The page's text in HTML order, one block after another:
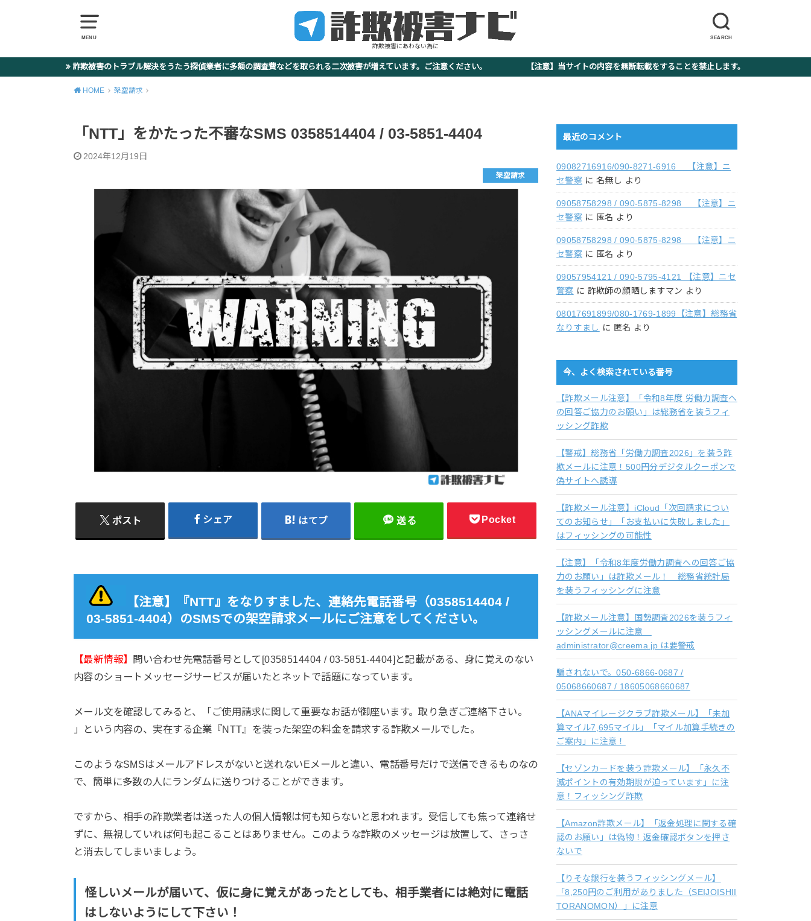
MENU SEARCH
詐欺被害にあわない為に
詐欺被害のトラブル解決をうたう探偵業者に多額の調査費などを取られる二次被害が増えています。ご注意ください。 【注意】当サイトの内容を無断転載をすることを禁止します。
HOME 架空請求
「NTT」をかたった不審なSMS 0358514404 / 03-5851-4404
2024年12月19日
架空請求
ポスト シェア はてブ 送る Pocket
【注意】『NTT』をなりすました、連絡先電話番号（0358514404 /
03-5851-4404）のSMSでの架空請求メールにご注意をしてください。
【最新情報】 問い合わせ先電話番号として[0358514404 / 03-5851-4404]と記載がある、身に覚えのない
内容のショートメッセージサービスが届いたとネットで話題になっています。
メール文を確認してみると、「ご使用請求に関して重要なお話が御座います。取り急ぎご連絡下さい。
」という内容の、実在する企業『NTT』を装った架空の料金を請求する詐欺メールでした。
このようなSMSはメールアドレスがないと送れないEメールと違い、電話番号だけで送信できるものなの
で、簡単に多数の人にランダムに送りつけることができます。
ですから、相手の詐欺業者は送った人の個人情報は何も知らないと思われます。受信しても焦って連絡せ
ずに、無視していれば何も起こることはありません。このような詐欺のメッセージは放置して、さっさ
と消去してしまいましょう。
怪しいメールが届いて、仮に身に覚えがあったとしても、相手業者には絶対に電話
はしないようにして下さい！
最近のコメント
09082716916/090-8271-6916 【注意】ニ
セ警察 に名無し より
09058758298 / 090-5875-8298 【注意】ニ
セ警察 に 匿名 より
09058758298 / 090-5875-8298 【注意】ニ
セ警察 に 匿名 より
09057954121 / 090-5795-4121 【注意】ニセ
警察 に 詐欺師の顔晒しますマン より
08017691899/080-1769-1899【注意】総務省
なりすまし に 匿名 より
今、よく検索されている番号
【詐欺メール注意】「令和8年度 労働力調査へ
の回答ご協力のお願い」は総務省を装うフィ
ッシング詐欺
【警戒】総務省「労働力調査2026」を装う詐
欺メールに注意！500円分デジタルクーポンで
偽サイトへ誘導
【詐欺メール注意】iCloud「次回請求につい
てのお知らせ」「お支払いに失敗しました」
はフィッシングの可能性
【注意】「令和8年度労働力調査への回答ご協
力のお願い」は詐欺メール！ 総務省統計局
を装うフィッシングに注意
【詐欺メール注意】国勢調査2026を装うフィ
ッシングメールに注意
administrator@creema.jp は要警戒
騙されないで。050-6866-0687 /
05068660687 / 18605068660687
【ANAマイレージクラブ詐欺メール】「未加
算マイル7,695マイル」「マイル加算手続きの
ご案内」に注意！
【セゾンカードを装う詐欺メール】「永久不
滅ポイントの有効期限が迫っています」に注
意！フィッシング詐欺
【Amazon詐欺メール】「返金処理に関する確
認のお願い」は偽物！返金確認ボタンを押さ
ないで
【りそな銀行を装うフィッシングメール】
「8,250円のご利用がありました（SEIJOISHII
TORANOMON）」に注意